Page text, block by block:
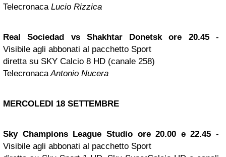
TelecronacaLucio Rizzica
Real Sociedad vs Shakhtar Donetsk ore 20.45 -
Visibile agli abbonati al pacchetto Sport
diretta su SKY Calcio 8 HD (canale 258)
TelecronacaAntonio Nucera
MERCOLEDI 18 SETTEMBRE
Sky Champions League Studio ore 20.00 e 22.45 -
Visibile agli abbonati al pacchetto Sport